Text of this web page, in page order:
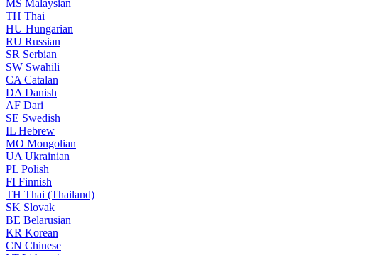
MS Malaysian
TH Thai
HU Hungarian
RU Russian
SR Serbian
SW Swahili
CA Catalan
DA Danish
AF Dari
SE Swedish
IL Hebrew
MO Mongolian
UA Ukrainian
PL Polish
FI Finnish
TH Thai (Thailand)
SK Slovak
BE Belarusian
KR Korean
CN Chinese